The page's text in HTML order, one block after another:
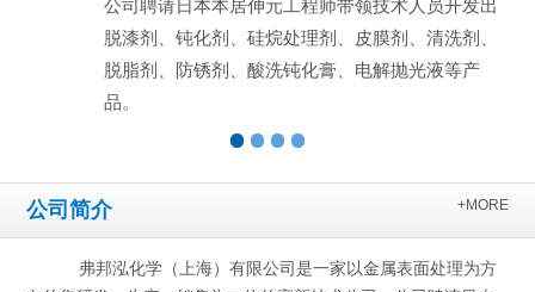
公司聘请日本本居伸元工程师带领技术人员开发出
脱漆剂、钝化剂、硅烷处理剂、皮膜剂、清洗剂、
脱脂剂、防锈剂、酸洗钝化膏、电解抛光液等产
品。
公司简介 +MORE
弗邦泓化学（上海）有限公司是一家以金属表面处理为方